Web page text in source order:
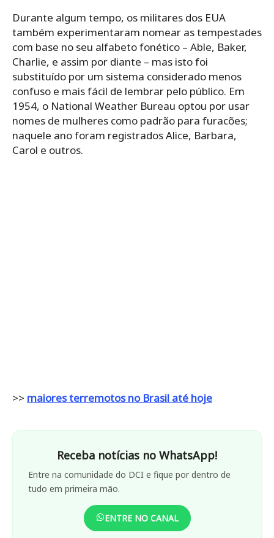
Durante algum tempo, os militares dos EUA
também experimentaram nomear as tempestades
com base no seu alfabeto fonético – Able, Baker,
Charlie, e assim por diante – mas isto foi
substituído por um sistema considerado menos
confuso e mais fácil de lembrar pelo público. Em
1954, o National Weather Bureau optou por usar
nomes de mulheres como padrão para furacões;
naquele ano foram registrados Alice, Barbara,
Carol e outros.
>> maiores terremotos no Brasil até hoje
Receba notícias no WhatsApp!
Entre na comunidade do DCI e fique por dentro de
tudo em primeira mão.
ENTRE NO CANAL